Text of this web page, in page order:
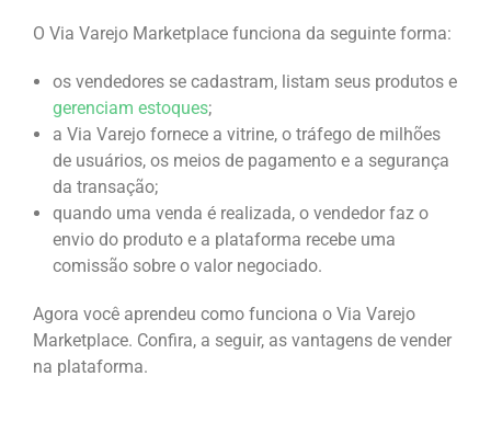
O Via Varejo Marketplace funciona da seguinte forma:
os vendedores se cadastram, listam seus produtos e
gerenciam estoques;
a Via Varejo fornece a vitrine, o tráfego de milhões
de usuários, os meios de pagamento e a segurança
da transação;
quando uma venda é realizada, o vendedor faz o
envio do produto e a plataforma recebe uma
comissão sobre o valor negociado.
Agora você aprendeu como funciona o Via Varejo
Marketplace. Confira, a seguir, as vantagens de vender
na plataforma.